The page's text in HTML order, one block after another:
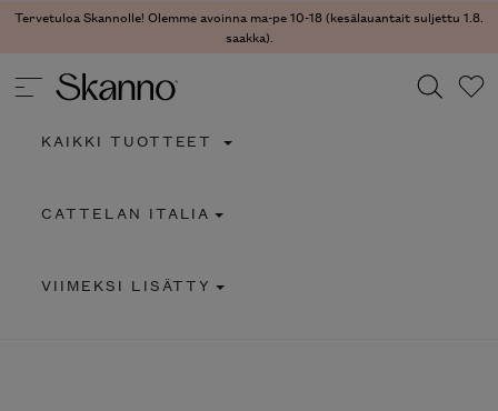
Tervetuloa Skannolle! Olemme avoinna ma-pe 10-18 (kesälauantait suljettu 1.8.
saakka).
Type 2 or more characters for results.
KAIKKI TUOTTEET
CATTELAN ITALIA
VIIMEKSI LISÄTTY